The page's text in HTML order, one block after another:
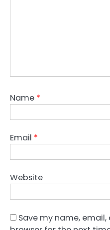
Name *
Email *
Website
Save my name,